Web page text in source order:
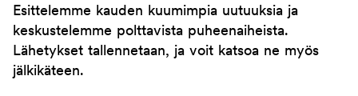
Esittelemme kauden kuumimpia uutuuksia ja
keskustelemme polttavista puheenaiheista.
Lähetykset tallennetaan, ja voit katsoa ne myös
jälkikäteen.